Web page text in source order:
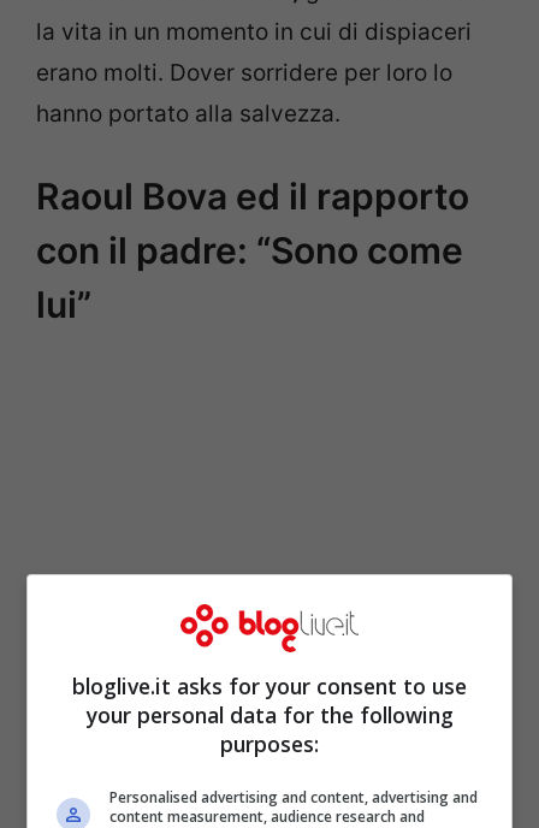
la vita in un momento in cui di dispiaceri
erano molti. Dover sorridere per loro lo
hanno portato alla salvezza.
Raoul Bova ed il rapporto
con il padre: “Sono come
lui”
bloglive.it asks for your consent to use
your personal data for the following
purposes:
Personalised advertising and content, advertising and
content measurement, audience research and